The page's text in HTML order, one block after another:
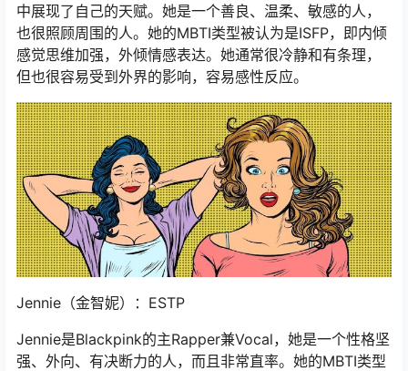
中展现了自己的天赋。她是一个善良、温柔、敏感的人，
也很照顾周围的人。她的MBTI类型被认为是ISFP，即内倾
感觉思维加强，外倾情感表达。她通常很冷静和有条理，
但也很容易受到外界的影响，容易感性反应。
Jennie（金智妮）：ESTP
Jennie是Blackpink的主Rapper兼Vocal，她是一个性格坚
强、外向、有决断力的人，而且非常直率。她的MBTI类型